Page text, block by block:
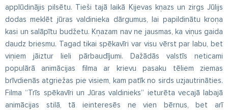
applūdinājis pilsētu. Tieši tajā laikā Kijevas kņazs un zirgs Jūlijs
dodas meklēt jūras valdinieka dārgumus, lai papildinātu kroņa
kasi un salāpītu budžetu. Kņazam nav ne jausmas, ka viņus gaida
daudz briesmu. Tagad tikai spēkavīri var visu vērst par labu, bet
viņiem jāiztur lieli pārbaudījumi. Dažādās valstīs neticami
populārā animācijas filma ar krievu pasaku tēliem ziemas
brīvdienās atgriežas pie visiem, kam patīk no sirds uzjautrināties.
Filma “Trīs spēkavīri un Jūras valdinieks” ieturēta vecajā labajā
animācijas stilā, tā ieinteresēs ne vien bērnus, bet arī